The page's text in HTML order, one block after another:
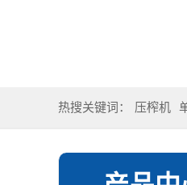
热搜关键词： 压榨机